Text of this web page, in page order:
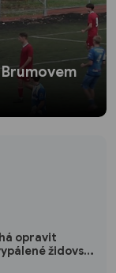
opravit
židovské